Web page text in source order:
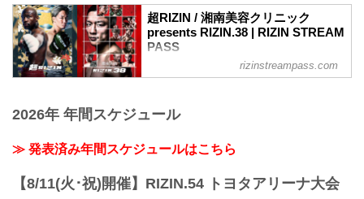
ご了承ください。
会場
さいたまスーパーアリーナ
登壇した榊原CEOは現地ハワイのマスコ
ミに向け英語で自己紹介と挨拶をすると
「今回の会見で2つ、大きな発表がありま
す」と話し、1つ目の発表として、「本日
から、来年ハワイで行われるRIZINの国
スーパーアリーナで開催さ… 出演者は、
フロイド・メイウェ…です。
超RIZIN / 湘南美容クリニック
presents RIZIN.38 | RIZIN STREAM
PASS
超RIZIN / 湘南美容クリニック presents
rizinstreampass.com
2026年 年間スケジュール
≫ 発表済み年間スケジュールはこちら
【8/11(火･祝)開催】RIZIN.54 トヨタアリーナ大会